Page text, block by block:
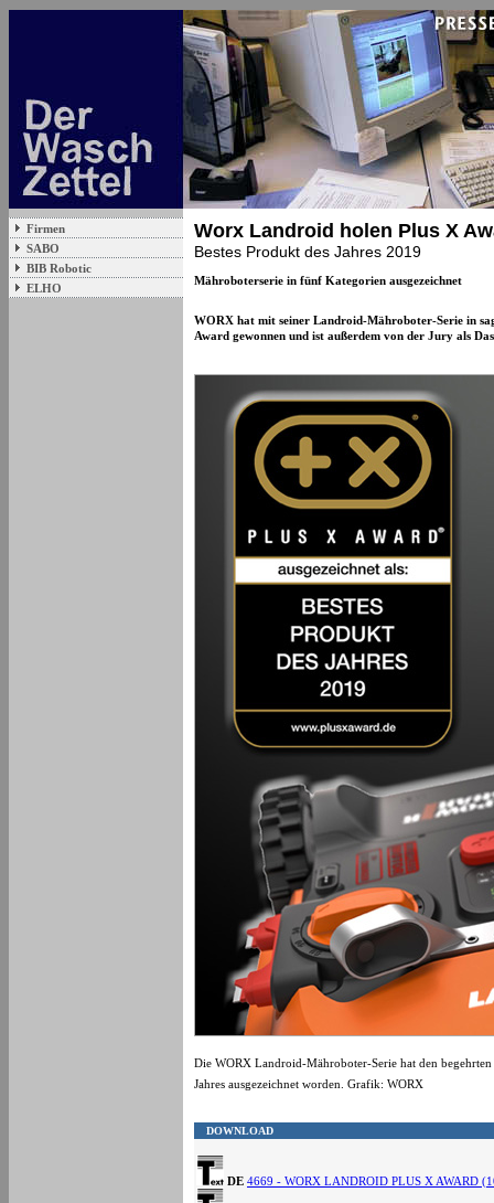
Firmen
SABO
BIB Robotic
ELHO
Worx Landroid holen Plus X
Bestes Produkt des Jahres 2019
Mähroboterserie in fünf Kategorien ausgezeichnet
WORX hat mit seiner Landroid-Mähroboter-Serie in
Award gewonnen und ist außerdem von der Jury als
Die WORX Landroid-Mähroboter-Serie hat den begehrten
Jahres ausgezeichnet worden. Grafik: WORX
DOWNLOAD
DE 4669 - WORX LANDROID PLUS X AWARD